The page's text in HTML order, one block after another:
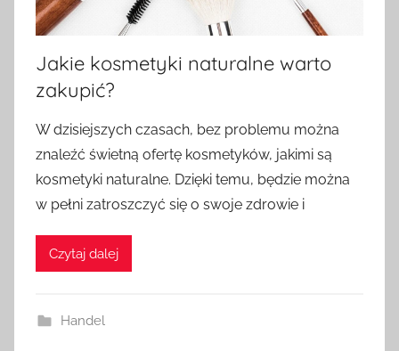
Jakie kosmetyki naturalne warto
zakupić?
W dzisiejszych czasach, bez problemu można
znaleźć świetną ofertę kosmetyków, jakimi są
kosmetyki naturalne. Dzięki temu, będzie można
w pełni zatroszczyć się o swoje zdrowie i
Czytaj dalej
Handel